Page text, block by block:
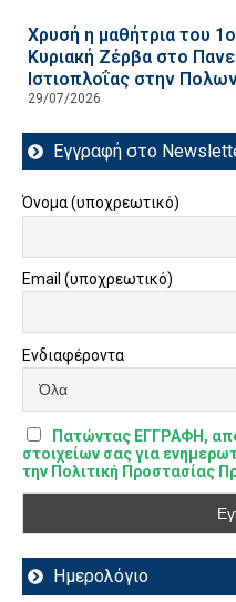
Χρυσή η μαθήτρια του
Κυριακή Ζέρβα στο
Ιστιοπλοΐας στην
29/07/2026
Εγγραφή στο
Όνομα (υποχρεωτικό)
Email (υποχρεωτικό)
Ενδιαφέροντα
Πατώντας ΕΓΓΡΑΦΗ,
στοιχείων σας για
την Πολιτική Προστασίας
Ημερολόγιο